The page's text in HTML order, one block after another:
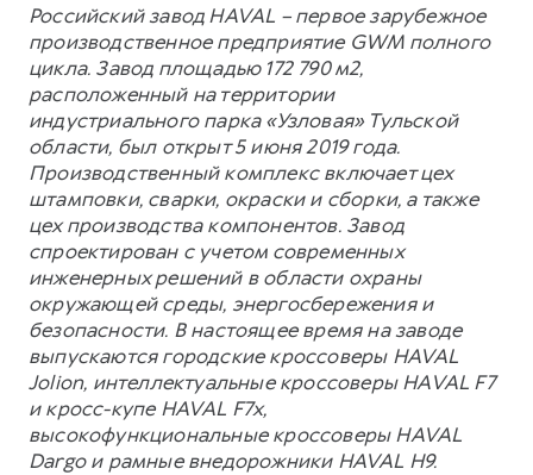
Российский завод HAVAL – первое зарубежное
производственное предприятие GWM полного
цикла. Завод площадью 172 790 м2,
расположенный на территории
индустриального парка «Узловая» Тульской
области, был открыт 5 июня 2019 года.
Производственный комплекс включает цех
штамповки, сварки, окраски и сборки, а также
цех производства компонентов. Завод
спроектирован с учетом современных
инженерных решений в области охраны
окружающей среды, энергосбережения и
безопасности. В настоящее время на заводе
выпускаются городские кроссоверы HAVAL
Jolion, интеллектуальные кроссоверы HAVAL F7
и кросс-купе HAVAL F7x,
высокофункциональные кроссоверы HAVAL
Dargo и рамные внедорожники HAVAL H9.